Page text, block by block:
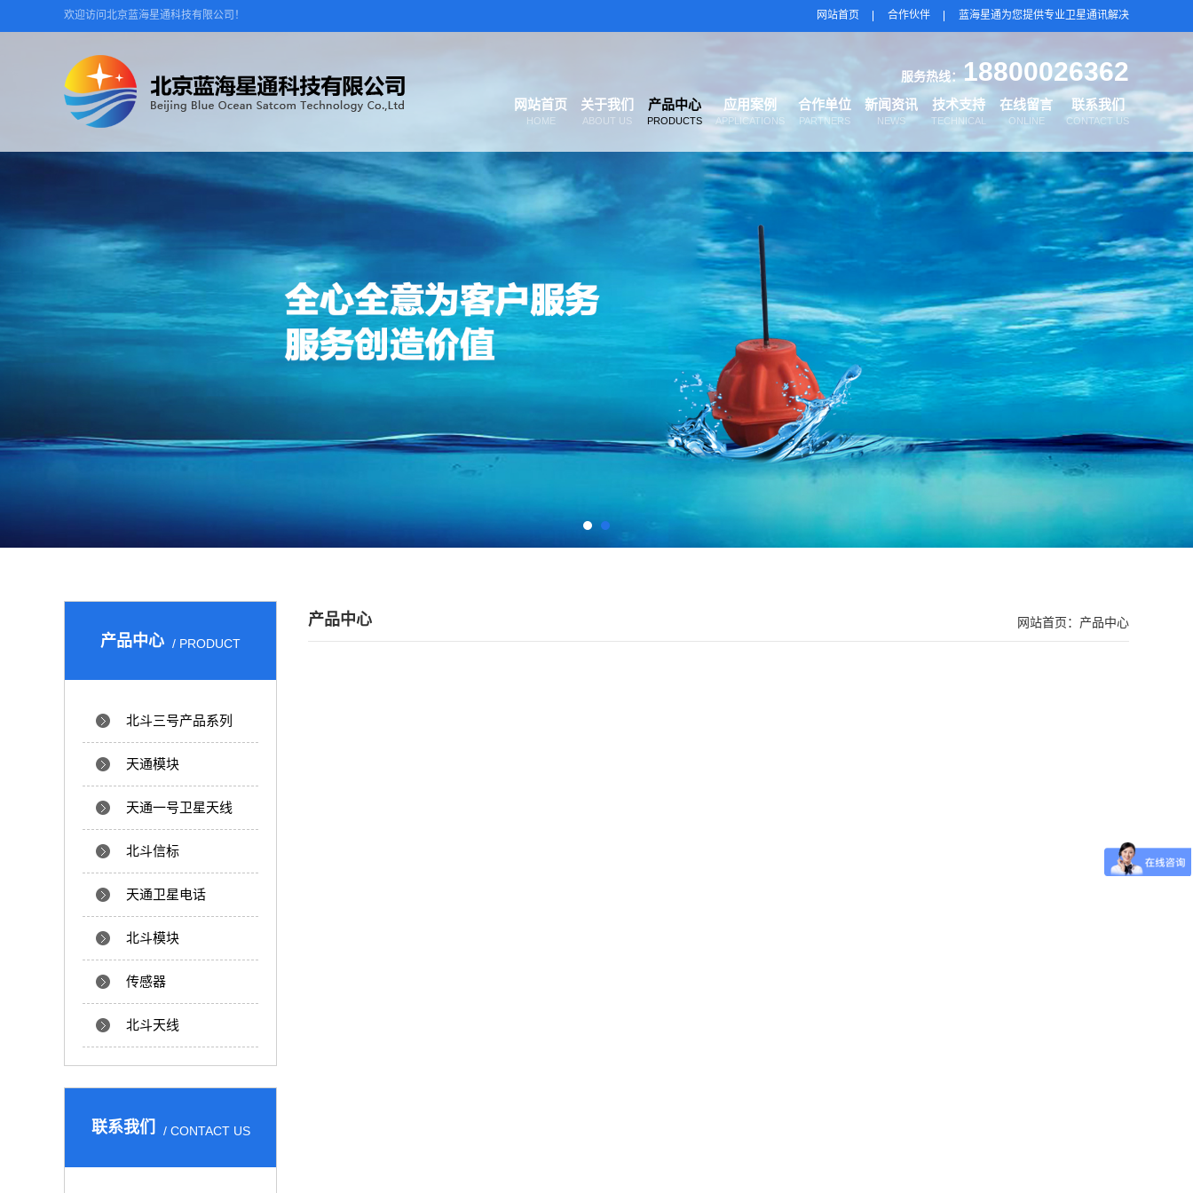
欢迎访问北京蓝海星通科技有限公司！ 网站首页 合作伙伴 蓝海星通为您提供专业卫星通讯解决
服务热线：18800026362
网站首页
HOME
关于我们
ABOUT US
产品中心
PRODUCTS
应用案例
APPLICATIONS
合作单位
PARTNERS
新闻资讯
NEWS
技术支持
TECHNICAL
在线留言
ONLINE
联系我们
CONTACT US
产品中心 / PRODUCT
北斗三号产品系列
天通模块
天通一号卫星天线
北斗信标
天通卫星电话
北斗模块
传感器
北斗天线
联系我们 / CONTACT US
产品中心 网站首页： 产品中心